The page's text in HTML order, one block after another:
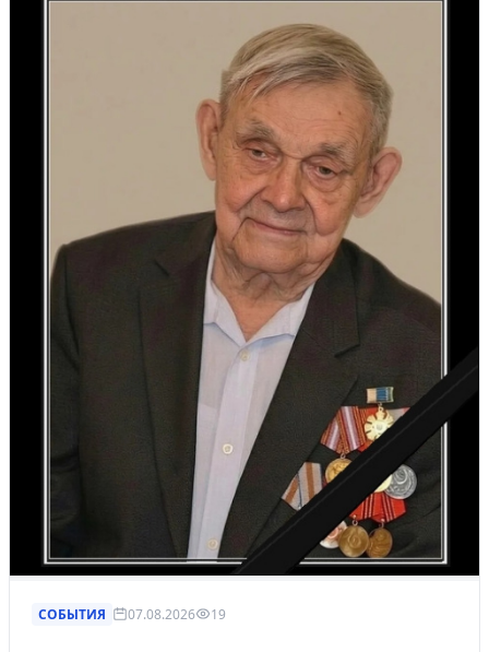
СОБЫТИЯ 07.08.2026 19